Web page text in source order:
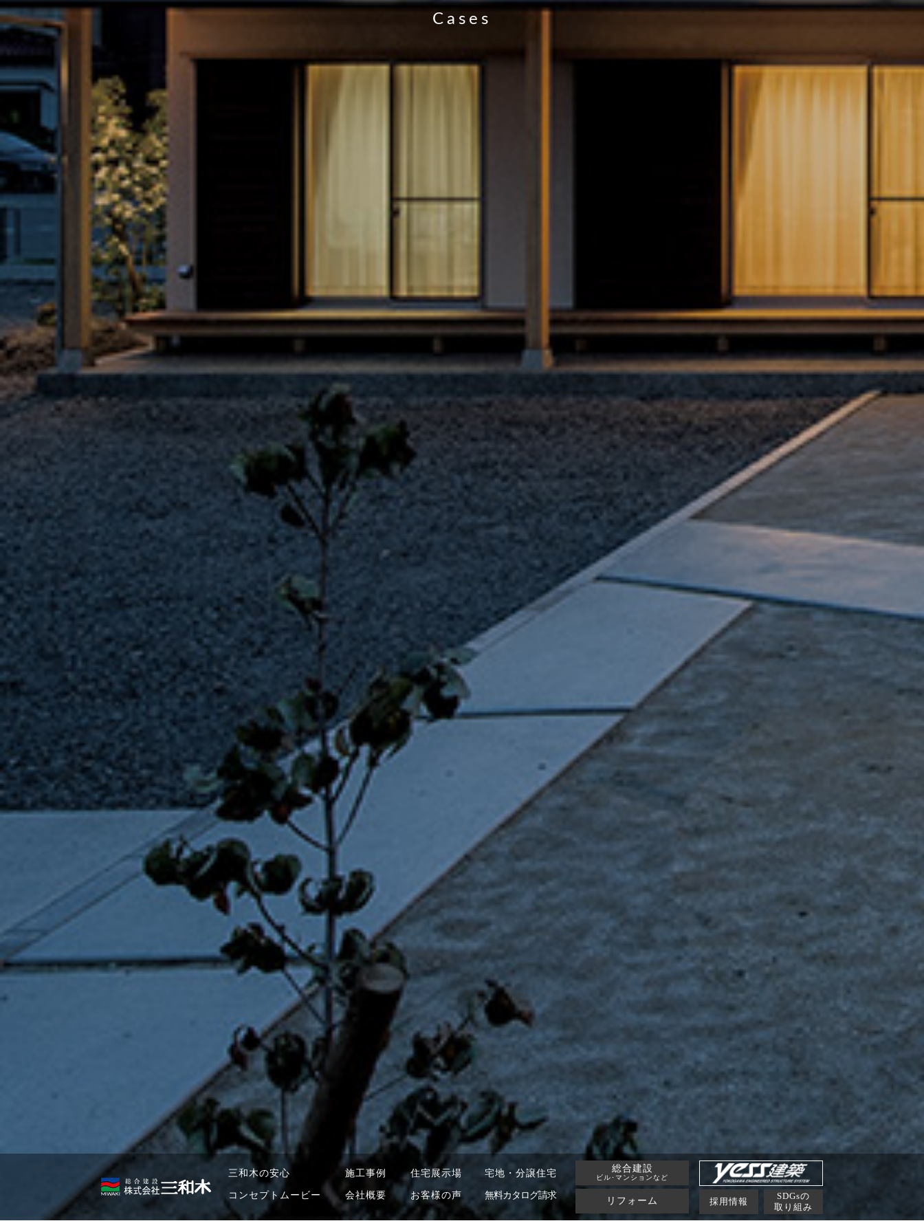
Cases
三和木の安心 施工事例 住宅展示場 宅地・分譲住宅
コンセプトムービー 会社概要 お客様の声 無料カタログ請求
総合建設
ビル･マンションなど
リフォーム 採用情報
SDGsの
取り組み